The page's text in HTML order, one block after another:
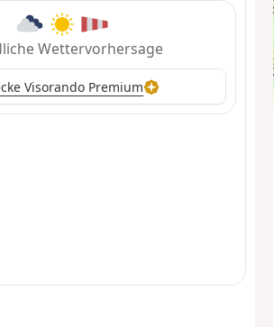
Wettervorhersage
Visorando Premium